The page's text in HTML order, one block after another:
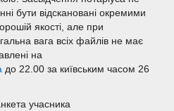
бути відскановані окремими
якості, але при
вага всіх файлів не має
на
до 22.00 за київським часом 26
учасника